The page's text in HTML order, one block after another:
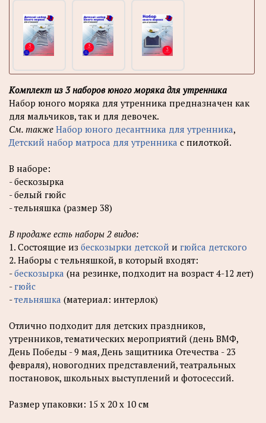
Комплект из 3 наборов юного моряка для утренника
Набор юного моряка для утренника предназначен как
для мальчиков, так и для девочек.
См. также Набор юного десантника для утренника,
Детский набор матроса для утренника с пилоткой.
В наборе:
- бескозырка
- белый гюйс
- тельняшка (размер 38)
В продаже есть наборы 2 видов:
1. Состоящие из бескозырки детской и гюйса детского
2. Наборы с тельняшкой, в который входят:
-бескозырка (на резинке, подходит на возраст 4-12 лет)
-гюйс
-тельняшка (материал: интерлок)
Отлично подходит для детских праздников,
утренников, тематических мероприятий (день ВМФ,
День Победы - 9 мая, День защитника Отечества - 23
февраля), новогодних представлений, театральных
постановок, школьных выступлений и фотосессий.
Размер упаковки: 15 х 20 х 10 см